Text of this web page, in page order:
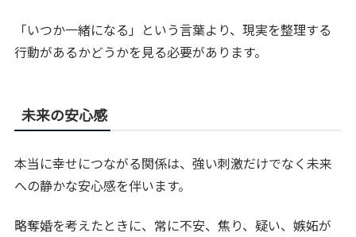
「いつか一緒になる」という言葉より、現実を整理する
行動があるかどうかを見る必要があります。
未来の安心感
本当に幸せにつながる関係は、強い刺激だけでなく未来
への静かな安心感を伴います。
略奪婚を考えたときに、常に不安、焦り、疑い、嫉妬が